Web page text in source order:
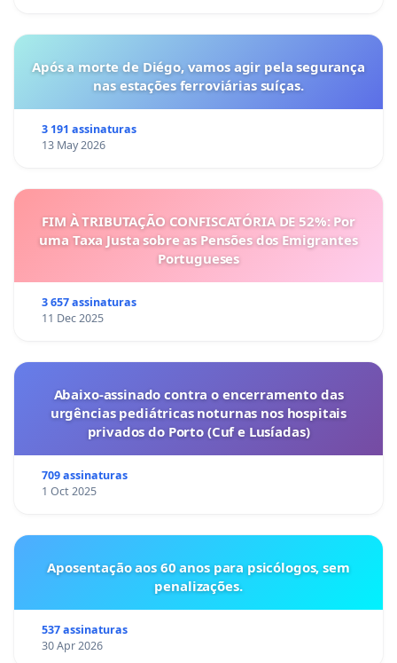
Após a morte de Diégo, vamos agir pela segurança
nas estações ferroviárias suíças.
3 191 assinaturas
13 May 2026
FIM À TRIBUTAÇÃO CONFISCATÓRIA DE 52%: Por
uma Taxa Justa sobre as Pensões dos Emigrantes
Portugueses
3 657 assinaturas
11 Dec 2025
Abaixo-assinado contra o encerramento das
urgências pediátricas noturnas nos hospitais
privados do Porto (Cuf e Lusíadas)
709 assinaturas
1 Oct 2025
Aposentação aos 60 anos para psicólogos, sem
penalizações.
537 assinaturas
30 Apr 2026